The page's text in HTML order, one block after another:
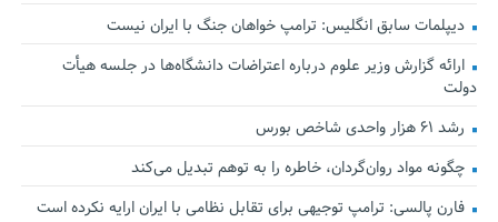
دیپلمات سابق انگلیس:‌ ترامپ خواهان جنگ با ایران نیست
ارائه گزارش وزیر علوم درباره اعتراضات دانشگاه‌ها در جلسه هیأت
دولت
رشد ۶۱ هزار واحدی شاخص بورس
چگونه مواد روان‌گردان، خاطره را به توهم تبدیل می‌کند
فارن پالسی: ترامپ توجیهی برای تقابل نظامی با ایران ارایه نکرده است